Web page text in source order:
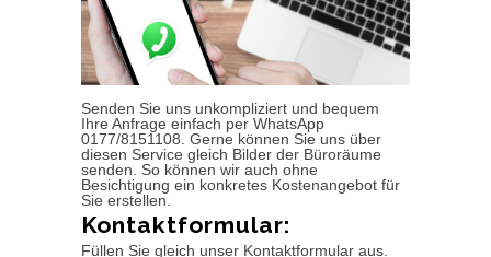
Senden Sie uns unkompliziert und bequem
Ihre Anfrage einfach per WhatsApp
0177/8151108. Gerne können Sie uns über
diesen Service gleich Bilder der Büroräume
senden. So können wir auch ohne
Besichtigung ein konkretes Kostenangebot für
Sie erstellen.
Kontaktformular:
Füllen Sie gleich unser Kontaktformular aus.